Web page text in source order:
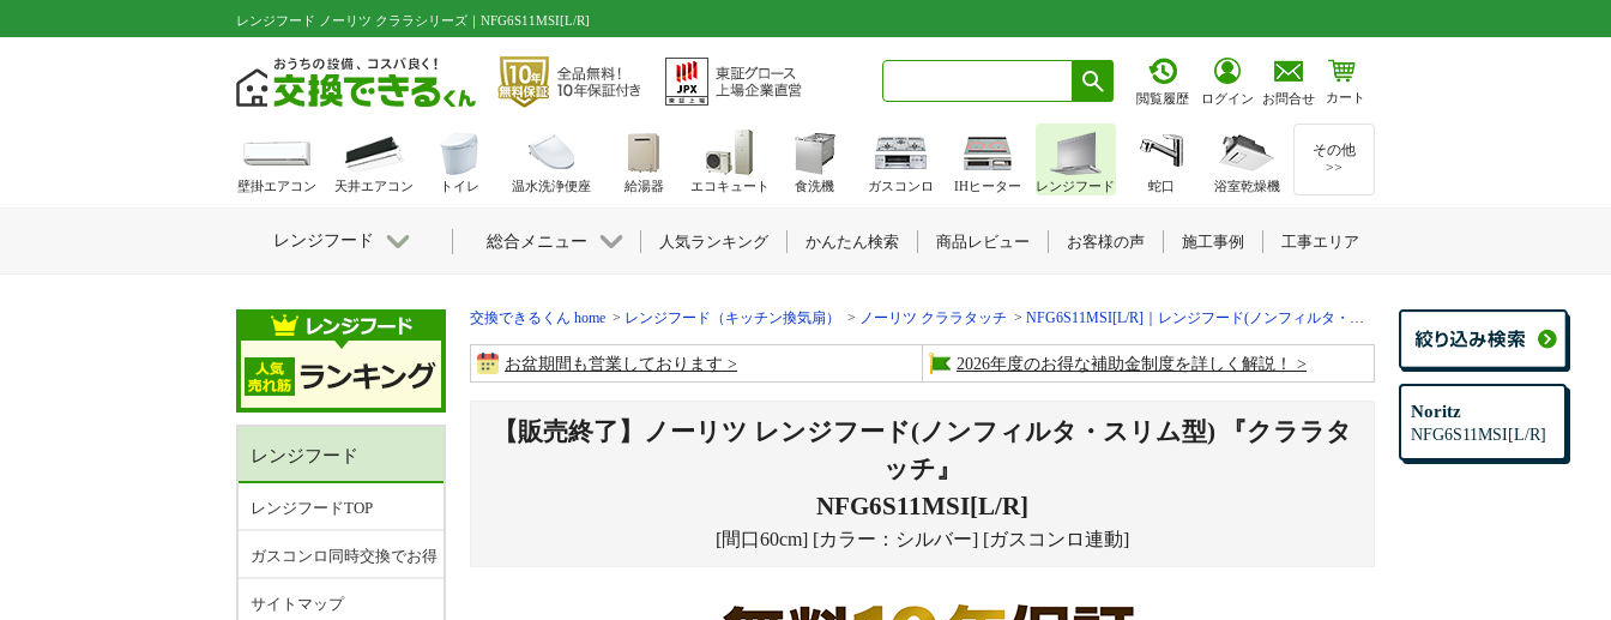
Noritz
NFG6S11MSI[L/R]
レンジフード ノーリツ クララシリーズ｜NFG6S11MSI[L/R]
閲覧履歴 ログイン お問合せ カート
交換できるくん home レンジフード（キッチン換気扇） ノーリツ クララタッチ NFG6S11MSI[L/R]｜レンジフード(ノンフィルタ・スリム型) 『クララタッチ』
お盆期間も営業しております 2026年度のお得な補助金制度を詳しく解説！
【販売終了】ノーリツ レンジフード(ノンフィルタ・スリム型) 『クララタ
ッチ』
NFG6S11MSI[L/R]
[間口60cm] [カラー：シルバー] [ガスコンロ連動]
レンジフード
レンジフードTOP
ガスコンロ同時交換でお得
サイトマップ
壁掛エアコン 天井エアコン トイレ 温水洗浄便座 給湯器 エコキュート 食洗機 ガスコンロ IHヒーター レンジフード 蛇口 浴室乾燥機
その他
>>
レンジフード 総合メニュー 人気ランキング かんたん検索 商品レビュー お客様の声 施工事例 工事エリア